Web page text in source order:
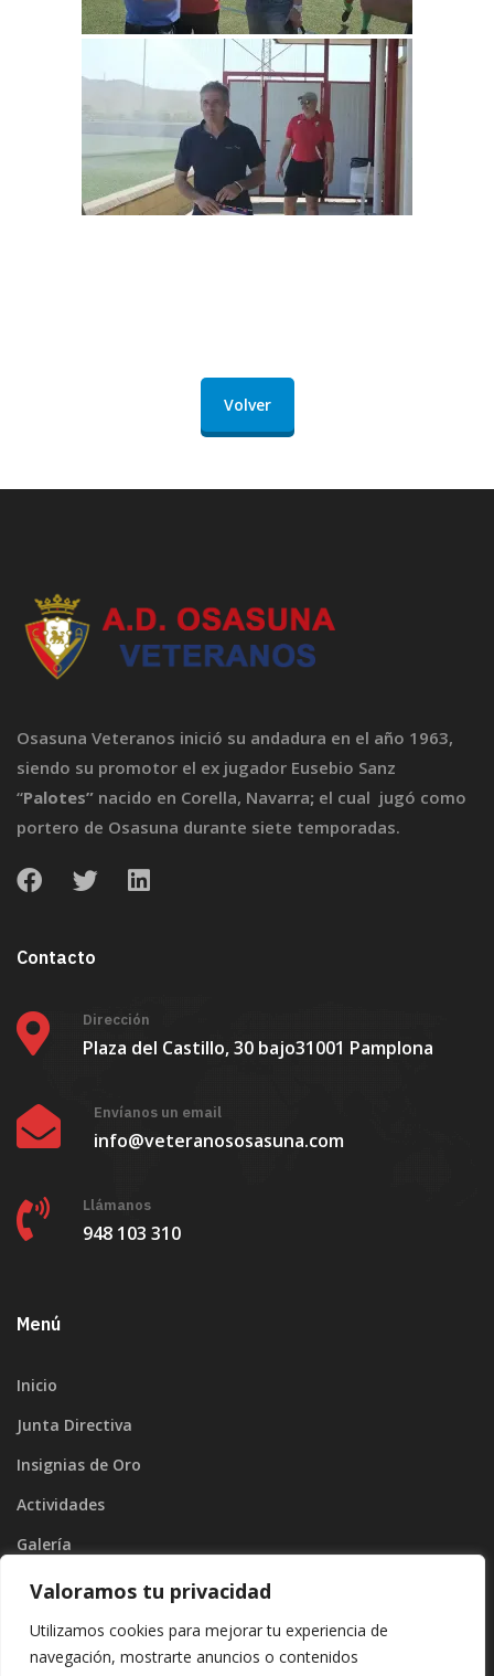
Valoramos tu privacidad
Utilizamos cookies para mejorar tu experiencia de
navegación, mostrarte anuncios o contenidos
Volver
Osasuna Veteranos inició su andadura en el año 1963,
siendo su promotor el ex jugador Eusebio Sanz
“Palotes” nacido en Corella, Navarra; el cual jugó como
portero de Osasuna durante siete temporadas.
Contacto
Dirección
Plaza del Castillo, 30 bajo31001 Pamplona
Envíanos un email
info@veteranososasuna.com
Llámanos
948 103 310
Menú
Inicio
Junta Directiva
Insignias de Oro
Actividades
Galería
Blog
Contacto